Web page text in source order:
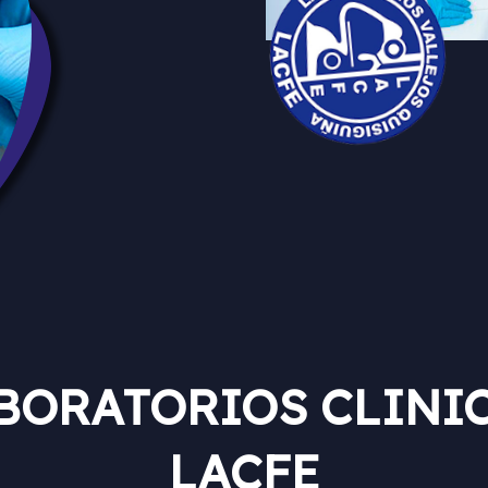
LACFE